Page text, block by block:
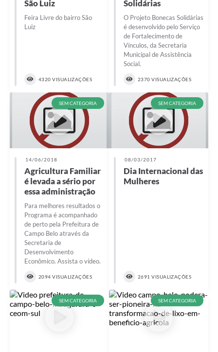
São Luiz
Feira Livre do bairro São
Luiz
4320 VISUALIZAÇÕES
Solidárias
O Projeto Bonecas Solidárias
é desenvolvido pelo Serviço
de Fortalecimento de
Vínculos, da Secretaria
Municipal de Assistência
Social.
2370 VISUALIZAÇÕES
SEM CATEGORIA
14/06/2018
Agricultura Familiar
é levada a sério por
essa administração
Para melhores resultados o
Programa é acompanhado
de perto pela Prefeitura de
Campo Belo através da
Secretaria de
Desenvolvimento
Econômico. Assista o vídeo.
2094 VISUALIZAÇÕES
SEM CATEGORIA
08/03/2017
Dia Internacional das
Mulheres
2691 VISUALIZAÇÕES
SEM CATEGORIA SEM CATEGORIA